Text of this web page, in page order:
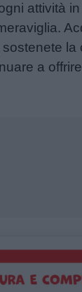
attività
la
a